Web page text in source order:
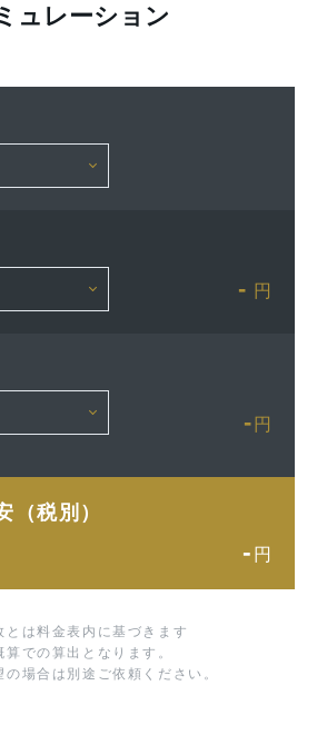
ュレーション
- 円
- 円
（税別）
- 円
は料金表内に基づきます
での算出となります。
場合は別途ご依頼ください。